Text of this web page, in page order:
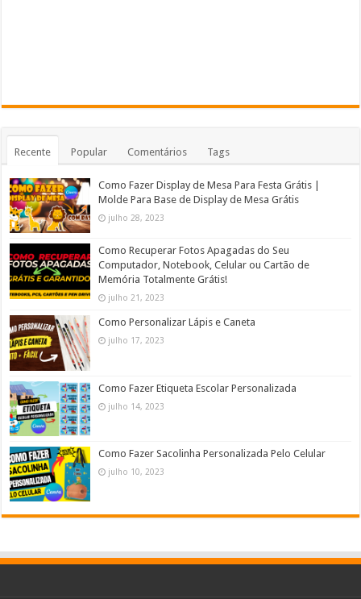
Recente Popular Comentários Tags
Como Fazer Display de Mesa Para Festa Grátis |
Molde Para Base de Display de Mesa Grátis
julho 28, 2023
Como Recuperar Fotos Apagadas do Seu
Computador, Notebook, Celular ou Cartão de
Memória Totalmente Grátis!
julho 21, 2023
Como Personalizar Lápis e Caneta
julho 17, 2023
Como Fazer Etiqueta Escolar Personalizada
julho 14, 2023
Como Fazer Sacolinha Personalizada Pelo Celular
julho 10, 2023